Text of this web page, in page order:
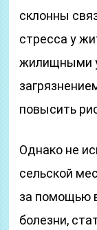
склонны
стресса у
жилищными
повысить
Однако не
сельской
за помощью
болезни,